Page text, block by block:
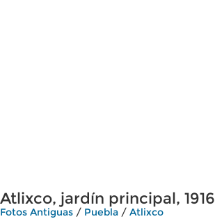
Atlixco, jardín principal, 1916
Fotos Antiguas / Puebla / Atlixco